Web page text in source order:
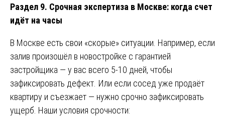
Раздел 9. Срочная экспертиза в Москве: когда счет
идёт на часы
В Москве есть свои «скорые» ситуации. Например, если
залив произошёл в новостройке с гарантией
застройщика — у вас всего 5-10 дней, чтобы
зафиксировать дефект. Или если сосед уже продаёт
квартиру и съезжает — нужно срочно зафиксировать
ущерб. Наши условия срочности: